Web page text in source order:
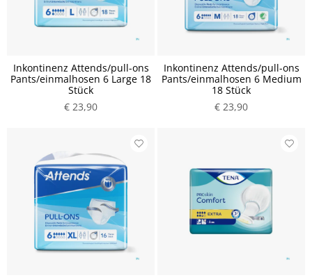
Inkontinenz Attends/pull-ons
Pants/einmalhosen 6 Large 18
Stück
€ 23,90
Inkontinenz Attends/pull-ons
Pants/einmalhosen 6 Medium
18 Stück
€ 23,90